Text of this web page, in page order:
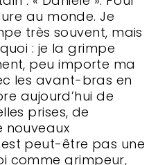
au monde. Je
très souvent, mais
: je la grimpe
peu importe ma
les avant-bras en
aujourd’hui de
prises, de
nouveaux
peut-être pas une
comme grimpeur,